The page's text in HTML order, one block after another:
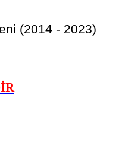
(2014 - 2023)